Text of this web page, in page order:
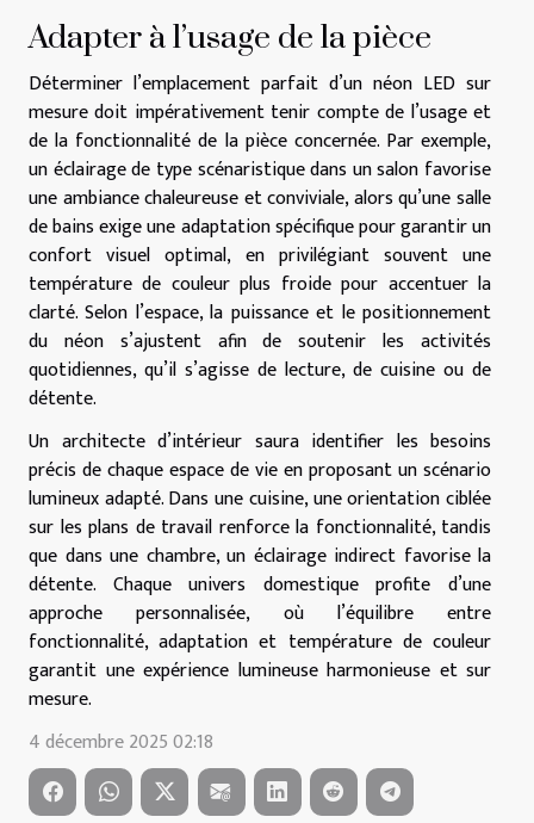
Adapter à l’usage de la pièce
Déterminer l’emplacement parfait d’un néon LED sur
mesure doit impérativement tenir compte de l’usage et
de la fonctionnalité de la pièce concernée. Par exemple,
un éclairage de type scénaristique dans un salon favorise
une ambiance chaleureuse et conviviale, alors qu’une salle
de bains exige une adaptation spécifique pour garantir un
confort visuel optimal, en privilégiant souvent une
température de couleur plus froide pour accentuer la
clarté. Selon l’espace, la puissance et le positionnement
du néon s’ajustent afin de soutenir les activités
quotidiennes, qu’il s’agisse de lecture, de cuisine ou de
détente.
Un architecte d’intérieur saura identifier les besoins
précis de chaque espace de vie en proposant un scénario
lumineux adapté. Dans une cuisine, une orientation ciblée
sur les plans de travail renforce la fonctionnalité, tandis
que dans une chambre, un éclairage indirect favorise la
détente. Chaque univers domestique profite d’une
approche personnalisée, où l’équilibre entre
fonctionnalité, adaptation et température de couleur
garantit une expérience lumineuse harmonieuse et sur
mesure.
4 décembre 2025 02:18